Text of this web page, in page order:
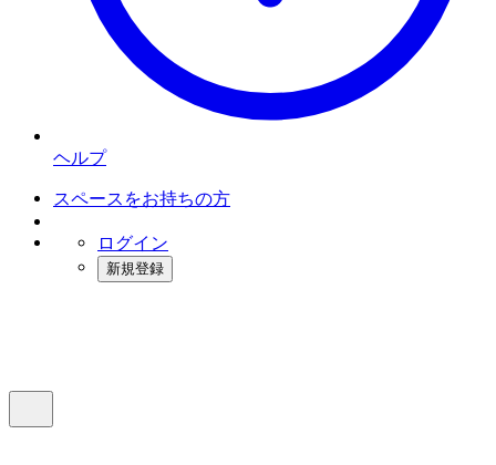
ヘルプ
スペースをお持ちの方
ログイン
新規登録